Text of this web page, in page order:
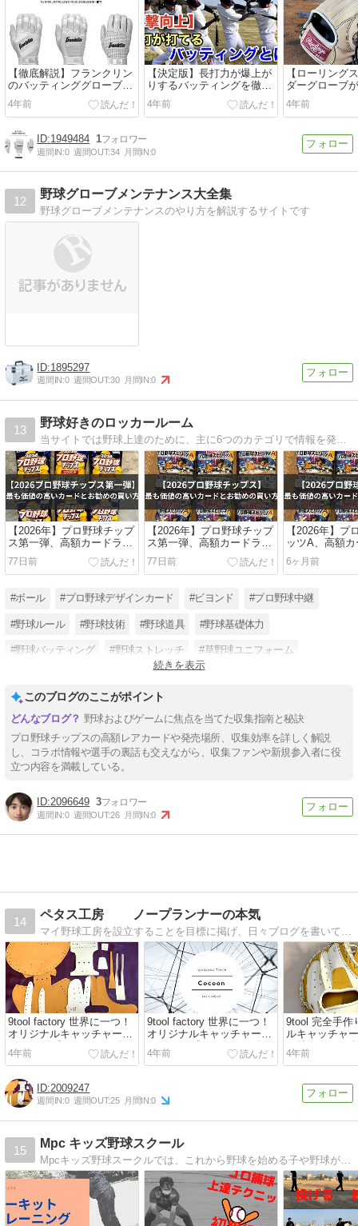
【徹底解説】フランクリン
のバッティンググローブの
種類、サイズ感、特徴や評
判は？
4年前
【決定版】長打力が爆上が
りするバッティングを徹底
解説！
4年前
【ローリング
ダーグローブ
メルの革質や
は？？
4年前
1949484 1
週間IN:0 週間OUT:34 月間IN:0
12
野球グローブメンテナンス大全集
野球グローブメンテナンスのやり方を解説するサイトです
1895297
週間IN:0 週間OUT:30 月間IN:0
13
野球好きのロッカールーム
【2026年】プロ野球チップ
ス第一弾、高額カードラン
キングとお勧めの買い方を
紹介！
77日前
【2026年】プロ野球チップ
ス第一弾、高額カードラン
キングとお勧めの買い方を
紹介！
77日前
【2026年】プ
ッツA、高額
ングとお勧め
介！
6ヶ月前
#ボール #プロ野球デザインカード #ビヨンド #プロ野球中継
#野球ルール #野球技術 #野球道具 #野球基礎体力
#野球バッティング #野球ストレッチ #草野球ユニフォーム
続きを表示
このブログのここがポイント
野球およびゲームに焦点を当てた収集指南と秘訣
プロ野球チップスの高額レアカードや発売場所、収集効率を詳しく解説
し、コラボ情報や選手の裏話も交えながら、収集ファンや新規参入者に役
立つ内容を満載している。
2096649 3
週間IN:0 週間OUT:26 月間IN:0
14
ペタス工房 ノープランナーの本気
9tool factory 世界に一つ！
オリジナルキャッチャーミ
ットの 作成工程をご紹介！
4年前
9tool factory 世界に一つ！
オリジナルキャッチャーミ
ットの 作成工程をご紹介！
4年前
9tool 完全手作
ルキャッチャ
と特徴をご紹介
4年前
2009247
週間IN:0 週間OUT:25 月間IN:0
15
Mpc キッズ野球スクール
Mpcキッズ野球スークルでは、これから野球を始める子や野球が上達したい子に向けて色々なことを教えていくブログです！また、指導者向けの記事も載せておりますので見てください！